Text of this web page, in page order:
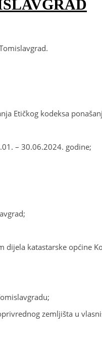
Etičkog kodeksa
– 30.06.2024. godine;
dijela katastarske općine
zemljišta u